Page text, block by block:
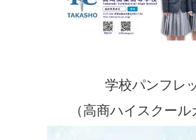
学校パンフレ
（高商ハイスクール